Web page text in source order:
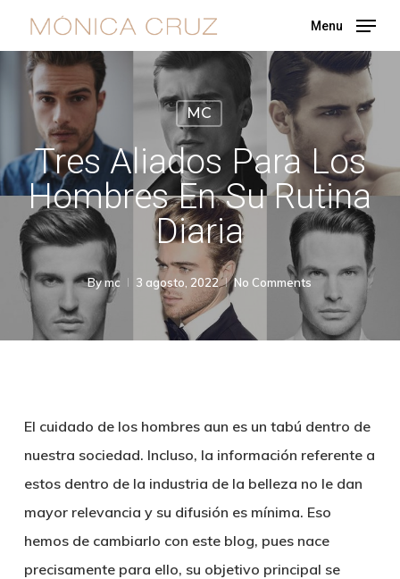
main
content
Menu
MC
Tres Aliados Para Los
Hombres En Su Rutina
Diaria
Bymc 3 agosto, 2022 No Comments
El cuidado de los hombres aun es un tabú dentro de
nuestra sociedad. Incluso, la información referente a
estos dentro de la industria de la belleza no le dan
mayor relevancia y su difusión es mínima. Eso
hemos de cambiarlo con este blog, pues nace
precisamente para ello, su objetivo principal se